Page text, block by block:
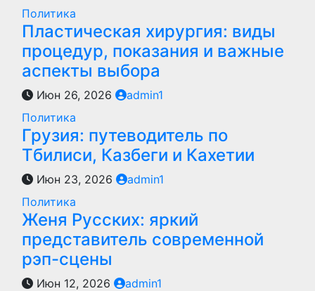
Политика
Пластическая хирургия: виды
процедур, показания и важные
аспекты выбора
Июн 26, 2026
admin1
Политика
Грузия: путеводитель по
Тбилиси, Казбеги и Кахетии
Июн 23, 2026
admin1
Политика
Женя Русских: яркий
представитель современной
рэп-сцены
Июн 12, 2026 admin1